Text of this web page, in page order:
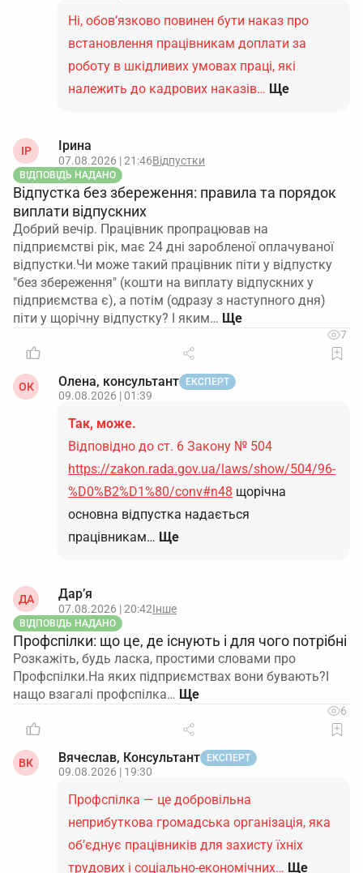
Ні, обов’язково повинен бути наказ про
встановлення працівникам доплати за
роботу в шкідливих умовах праці, які
належить до кадрових наказів… Ще
ІР Ірина
07.08.2026 | 21:46Відпустки
ВІДПОВІДЬ НАДАНО
Відпустка без збереження: правила та порядок
виплати відпускних
Добрий вечір. Працівник пропрацював на
підприємстві рік, має 24 дні заробленої оплачуваної
відпустки.Чи може такий працівник піти у відпустку
"без збереження" (кошти на виплату відпускних у
підприємства є), а потім (одразу з наступного дня)
піти у щорічну відпустку? І яким…
7
ОК Олена, консультант ЕКСПЕРТ
09.08.2026 | 01:39
Так, може.
Відповідно до ст. 6 Закону № 504
https://zakon.rada.gov.ua/laws/show/504/96-
%D0%B2%D1%80/conv#n48 щорічна
основна відпустка надається
працівникам… Ще
ДА Дар’я
07.08.2026 | 20:42Інше
ВІДПОВІДЬ НАДАНО
Профспілки: що це, де існують і для чого потрібні
Розкажіть, будь ласка, простими словами про
Профспілки.На яких підприємствах вони бувають?І
нащо взагалі профспілка…
6
ВК Вячеслав, Консультант ЕКСПЕРТ
09.08.2026 | 19:30
Профспілка — це добровільна
неприбуткова громадська організація, яка
об’єднує працівників для захисту їхніх
трудових і соціально-економічних… Ще